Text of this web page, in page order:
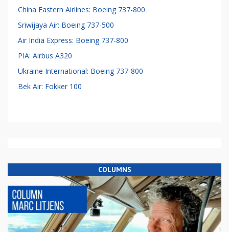
China Eastern Airlines: Boeing 737-800
Sriwijaya Air: Boeing 737-500
Air India Express: Boeing 737-800
PIA: Airbus A320
Ukraine International: Boeing 737-800
Bek Air: Fokker 100
COLUMNS